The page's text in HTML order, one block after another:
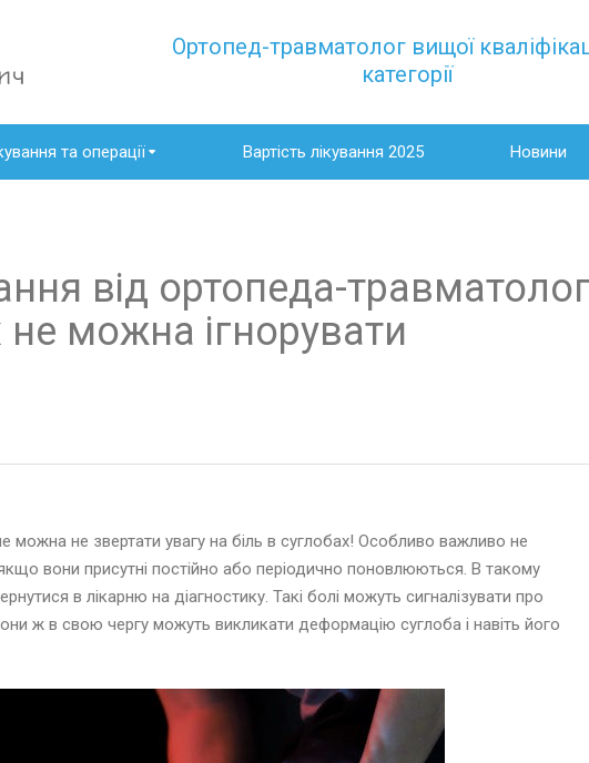
Ортопед-травматолог вищої
категорії
та операції Вартість лікування 2025 Новини
від ортопеда-
не можна ігнорувати
можна не звертати увагу на біль в суглобах! Особливо важливо не
якщо вони присутні постійно або періодично поновлюються. В такому
в лікарню на діагностику. Такі болі можуть сигналізувати про
ж в свою чергу можуть викликати деформацію суглоба і навіть його